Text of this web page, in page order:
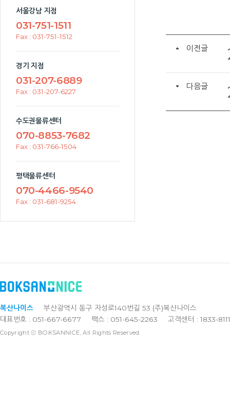
서울강남 지점
031-751-1511
Fax : 031-751-1512
경기 지점
031-207-6889
Fax : 031-207-6227
수도권물류센터
070-8853-7682
Fax : 031-766-1504
평택물류센터
070-4466-9540
Fax : 031-681-9254
이전글
다음글
복산나이스
부산광역시 동구 자성로140번길 53 (주)복산나이스
대표번호 : 051-667-6677
팩스 : 051-645-2263 고객센터 : 1833-8111
Copyright ⓒ BOKSANNICE, All Rights Reserved.